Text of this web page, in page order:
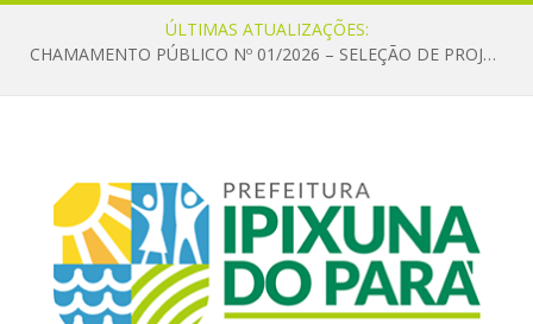
ÚLTIMAS ATUALIZAÇÕES:
CHAMAMENTO PÚBLICO Nº 01/2026 – SELEÇÃO DE PROJETOS PARA FIRMAR TERMO DE EXECUÇÃO CULTURAL COM RECURSOS DA POLÍTICA NACIONAL ALDIR BLANC DE FOMENTO À CULTURA – PNAB (LEI Nº 14.399/2022)